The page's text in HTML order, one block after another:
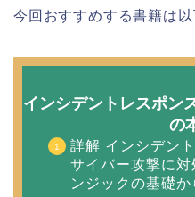
今回おすすめする書籍は
インシデントレスポン
の
詳解 インシデン
サイバー攻撃に
ンジックの基礎